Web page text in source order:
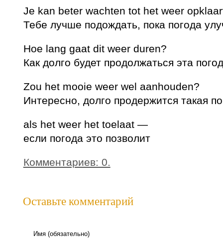
Je kan beter wachten tot het weer
Тебе лучше подождать, пока погода
Hoe lang gaat dit weer duren?
Как долго будет продолжаться эта
Zou het mooie weer wel aanhouden?
Интересно, долго продержится такая
als het weer het toelaat —
если погода это позволит
Комментариев: 0.
Оставьте комментарий
Имя (обязательно)